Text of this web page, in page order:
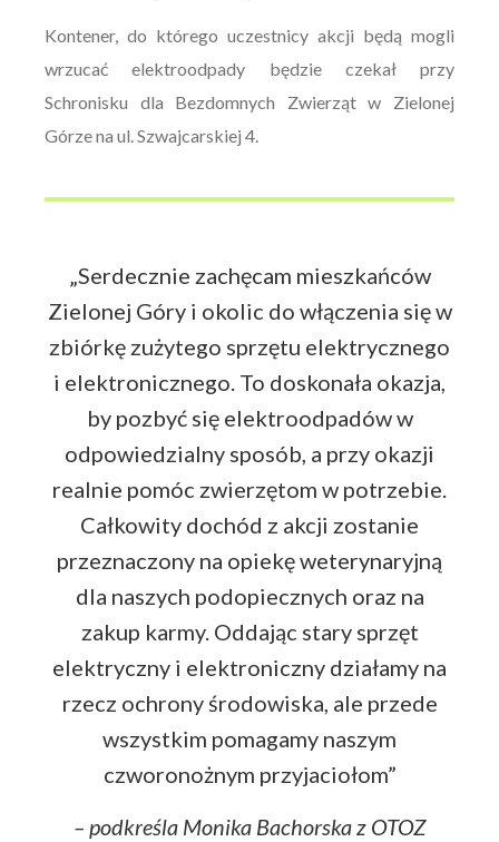
Kontener, do którego uczestnicy akcji będą mogli
wrzucać elektroodpady będzie czekał przy
Schronisku dla Bezdomnych Zwierząt w Zielonej
Górze na ul. Szwajcarskiej 4.
„Serdecznie zachęcam mieszkańców
Zielonej Góry i okolic do włączenia się w
zbiórkę zużytego sprzętu elektrycznego
i elektronicznego. To doskonała okazja,
by pozbyć się elektroodpadów w
odpowiedzialny sposób, a przy okazji
realnie pomóc zwierzętom w potrzebie.
Całkowity dochód z akcji zostanie
przeznaczony na opiekę weterynaryjną
dla naszych podopiecznych oraz na
zakup karmy. Oddając stary sprzęt
elektryczny i elektroniczny działamy na
rzecz ochrony środowiska, ale przede
wszystkim pomagamy naszym
czworonożnym przyjaciołom”
– podkreśla Monika Bachorska z OTOZ